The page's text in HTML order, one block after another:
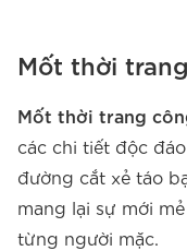
Mốt thời
Mốt thời trang
các chi tiết độc
đường cắt xẻ táo
mang lại sự mới
từng người mặc.